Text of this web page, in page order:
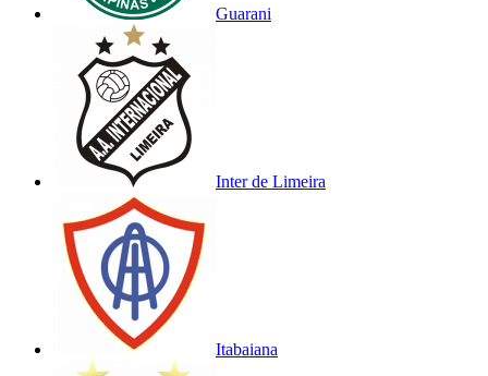
Guarani
Inter de Limeira
Itabaiana